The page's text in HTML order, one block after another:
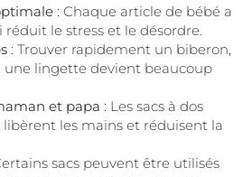
: Chaque article de bébé a
réduit le stress et le désordre.
: Trouver rapidement un biberon,
une lingette devient beaucoup
et papa : Les sacs à dos
les mains et réduisent la
sacs peuvent être utilisés